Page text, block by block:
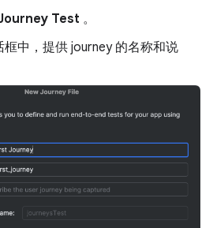
Test 。
中，提供 journey 的名称和说